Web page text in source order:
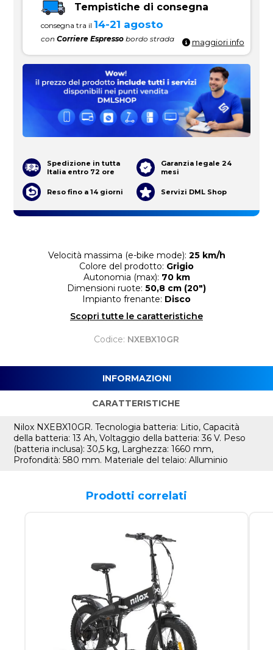
Velocità massima (e-bike mode): 25 km/h
Colore del prodotto: Grigio
Autonomia (max): 70 km
Dimensioni ruote: 50,8 cm (20")
Impianto frenante: Disco
Scopri tutte le caratteristiche
Codice: NXEBX10GR
Tempistiche di consegna
consegna tra il 14-21 agosto
conCorriere Espresso bordo strada maggiori info
Spedizione in tutta
Italia entro 72 ore
Garanzia legale 24
mesi
Reso fino a 14 giorni Servizi DML Shop
INFORMAZIONI
CARATTERISTICHE
Nilox NXEBX10GR. Tecnologia batteria: Litio, Capacità
della batteria: 13 Ah, Voltaggio della batteria: 36 V. Peso
(batteria inclusa): 30,5 kg, Larghezza: 1660 mm,
Profondità: 580 mm. Materiale del telaio: Alluminio
Prodotti correlati